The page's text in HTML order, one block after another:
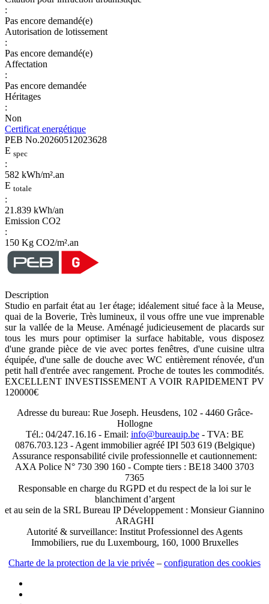
:
Pas encore demandé(e)
Autorisation de lotissement
:
Pas encore demandé(e)
Affectation
:
Pas encore demandée
Héritages
:
Non
Certificat energétique
PEB No.20260512023628
E spec
:
582 kWh/m².an
E totale
:
21.839 kWh/an
Emission CO2
:
150 Kg CO2/m².an
Description
Studio en parfait état au 1er étage; idéalement situé face à la Meuse,
quai de la Boverie, Très lumineux, il vous offre une vue imprenable
sur la vallée de la Meuse. Aménagé judicieusement de placards sur
tous les murs pour optimiser la surface habitable, vous disposez
d'une grande pièce de vie avec portes fenêtres, d'une cuisine ultra
équipée, d'une salle de douche avec WC entièrement rénovée, d'un
petit hall d'entrée avec rangement. Proche de toutes les commodités.
EXCELLENT INVESTISSEMENT A VOIR RAPIDEMENT PV
120000€
Adresse du bureau: Rue Joseph. Heusdens, 102 - 4460 Grâce-
Hollogne
Tél.: 04/247.16.16 - Email: info@bureauip.be- TVA: BE
0876.703.123 - Agent immobilier agréé IPI 503 619 (Belgique)
Assurance responsabilité civile professionnelle et cautionnement:
AXA Police N° 730 390 160 - Compte tiers : BE18 3400 3703
7365
Responsable en charge du RGPD et du respect de la loi sur le
blanchiment d’argent
et au sein de la SRL Bureau IP Développement : Monsieur Giannino
ARAGHI
Autorité & surveillance: Institut Professionnel des Agents
Immobiliers, rue du Luxembourg, 160, 1000 Bruxelles
Charte de la protection de la vie privée – configuration des cookies